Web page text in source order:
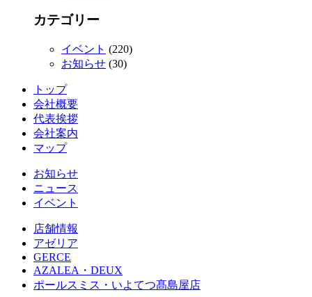
カテゴリー
イベント (220)
お知らせ (30)
トップ
会社概要
代表挨拶
会社案内
マップ
お知らせ
ニュース
イベント
店舗情報
アゼリア
GERCE
AZALEA・DEUX
ポールスミス・いよてつ髙島屋店